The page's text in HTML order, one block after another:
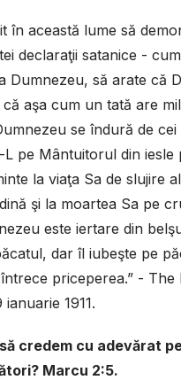
în această lume să
declaraţii satanice -
Dumnezeu, să arate că
aşa cum un tată are
se îndură de cei
L pe Mântuitorul din iesle
la viaţa Sa de slujire
şi la moartea Sa pe
este iertare din
dar îl iubeşte pe
priceperea.” - The
1911.
credem cu adevărat
Marcu 2:5.